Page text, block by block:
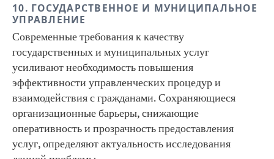
10. ГОСУДАРСТВЕННОЕ И МУНИЦИПАЛЬНОЕ
УПРАВЛЕНИЕ
Современные требования к качеству
государственных и муниципальных услуг
усиливают необходимость повышения
эффективности управленческих процедур и
взаимодействия с гражданами. Сохраняющиеся
организационные барьеры, снижающие
оперативность и прозрачность предоставления
услуг, определяют актуальность исследования